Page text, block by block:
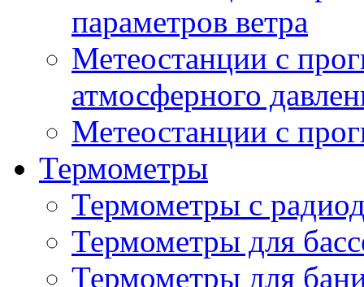
параметров ветра
Метеостанции с
атмосферного
Метеостанции с
Термометры
Термометры с
Термометры для
Термометры для